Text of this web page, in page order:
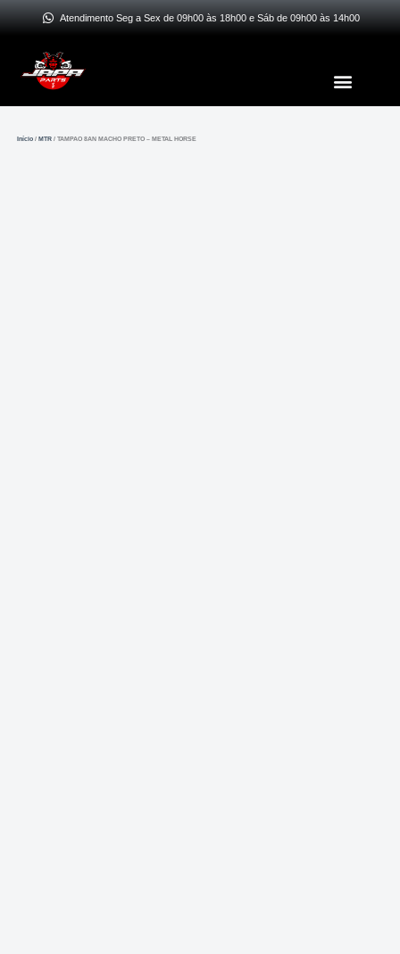
Ir
conteúdo
Atendimento Seg a Sex de 09h00 às 18h00 e Sáb de 09h00 às 14h00
Menu
Início /MTR / TAMPAO 8AN MACHO PRETO – METAL HORSE